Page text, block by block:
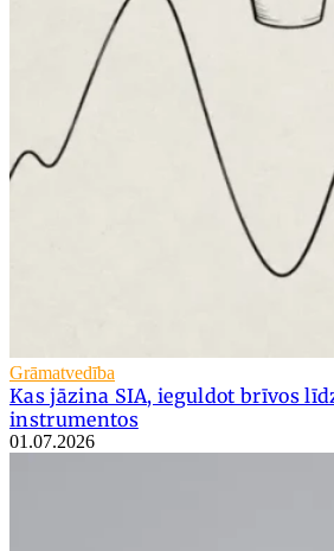
Grāmatvedība
Kas jāzina SIA, ieguldot brīvos
instrumentos
01.07.2026